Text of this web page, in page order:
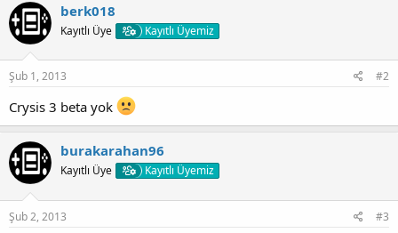
berk018
Kayıtlı Üye Kayıtlı Üyemiz
Şub 1, 2013 #2
Crysis 3 beta yok
burakarahan96
Kayıtlı Üye Kayıtlı Üyemiz
Şub 2, 2013 #3